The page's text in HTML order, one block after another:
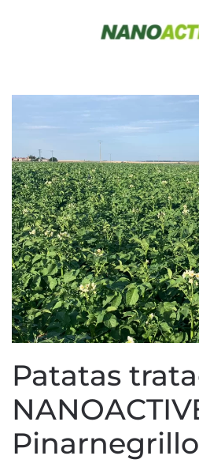
Skip to main content
Patatas